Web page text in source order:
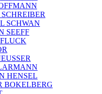
SCHWAN
SEEFF
HENSEL
BOKELBERG